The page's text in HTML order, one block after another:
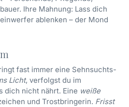
Ihre Mahnung: Lass dich
ablenken – der Mond
fast immer eine Sehnsuchts-
Licht, verfolgst du im
dich nicht nährt. Eine weiße
und Trostbringerin. Frisst